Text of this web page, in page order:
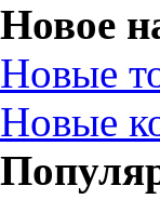
Новое
Новые
Новые